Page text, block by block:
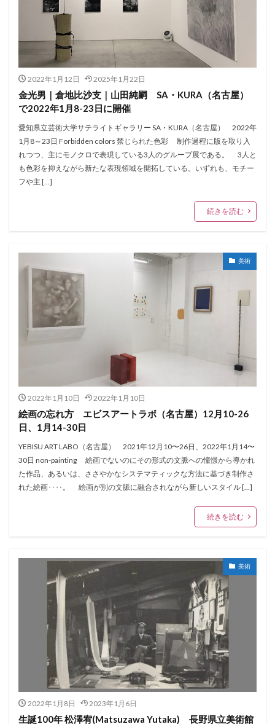
2022年1月12日 2025年1月22日
金光男｜倉地比沙支｜山田純嗣 SA・KURA（名古屋）
で2022年1月8-23日に開催
愛知県立芸術大学サテライトギャラリー SA・KURA（名古屋） 2022年
1月8～23日 Forbidden colors 禁じられた色彩 制作過程に版を取り入
れつつ、主にモノクロで表現している3人のグループ展である。 3人と
も色彩を抑えながら新たな表現領域を開拓している。いずれも、モチー
フや主 […]
続きを読む
美術
2022年1月10日 2022年1月10日
絵画の忘れ方 エビスアートラボ（名古屋）12月10-26
日、1月14-30日
YEBISU ART LABO（名古屋） 2021年12月10〜26日、2022年1月14〜
30日 non-painting 絵画でないのにその形式の文脈への憧憬から導かれ
た作品、あるいは、ささやかなシステマティックな方法に基づき制作さ
れた絵画‥‥。 絵画が別の文脈に融合されながら新しいスタイル […]
続きを読む
美術
2022年1月8日 2023年1月6日
生誕100年 松澤宥(Matsuzawa Yutaka) 長野県立美術館